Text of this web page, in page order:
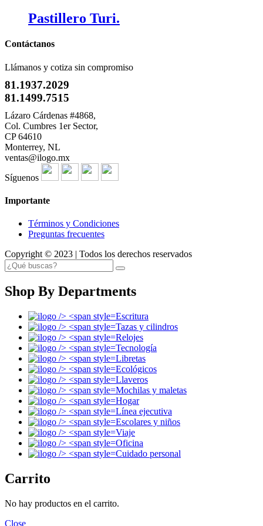
Pastillero Turi.
Contáctanos
Llámanos y cotiza sin compromiso
81.1937.2029
81.1499.7515
Lázaro Cárdenas #4868,
Col. Cumbres 1er Sector,
CP 64610
Monterrey, NL
ventas@ilogo.mx
Síguenos
Importante
Términos y Condiciones
Preguntas frecuentes
Copyright © 2023 | Todos los derechos reservados
Shop By Departments
Escritura
Tazas y cilindros
Relojes
Tecnología
Libretas
Ecológicos
Llaveros
Mochilas y maletas
Hogar
Línea ejecutiva
Escolares y niños
Viaje
Oficina
Cuidado personal
Carrito
No hay productos en el carrito.
Close